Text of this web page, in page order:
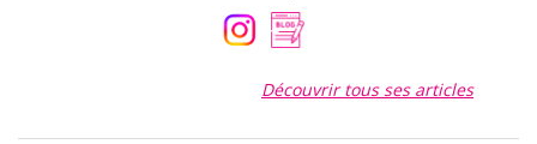
Découvrir tous ses articles